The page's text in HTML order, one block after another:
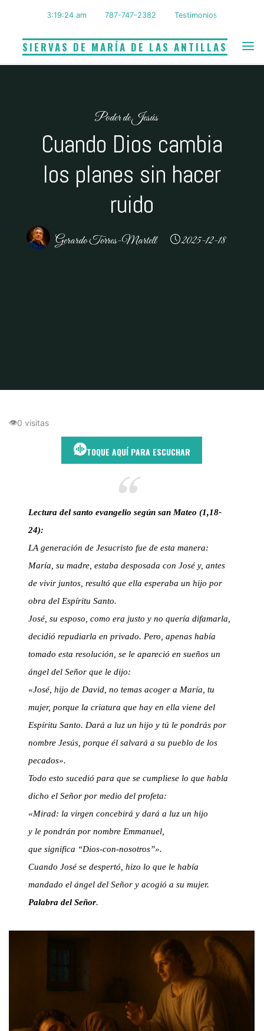
contenidoSIERVAS DE MARÍA DE LAS ANTILLAS
3:19:25 am 787-747-2382 Testimonios
Poder de Jesús
Cuando Dios cambia
los planes sin hacer
ruido
Gerardo Torres-Martell 2025-12-18
👁0 visitas
TOQUE AQUÍ PARA ESCUCHAR
Lectura del santo evangelio según san Mateo (1,18-
24):
LA generación de Jesucristo fue de esta manera:
María, su madre, estaba desposada con José y, antes
de vivir juntos, resultó que ella esperaba un hijo por
obra del Espíritu Santo.
José, su esposo, como era justo y no quería difamarla,
decidió repudiarla en privado. Pero, apenas había
tomado esta resolución, se le apareció en sueños un
ángel del Señor que le dijo:
«José, hijo de David, no temas acoger a María, tu
mujer, porque la criatura que hay en ella viene del
Espíritu Santo. Dará a luz un hijo y tú le pondrás por
nombre Jesús, porque él salvará a su pueblo de los
pecados».
Todo esto sucedió para que se cumpliese lo que habla
dicho el Señor por medio del profeta:
«Mirad: la virgen concebirá y dará a luz un hijo
y le pondrán por nombre Emmanuel,
que significa “Dios-con-nosotros”».
Cuando José se despertó, hizo lo que le había
mandado el ángel del Señor y acogió a su mujer.
Palabra del Señor.